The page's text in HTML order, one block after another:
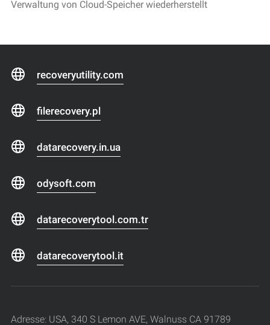
Verwaltung von Cloud-Speicher wiederherstellt
recoveryutility.com
filerecovery.pl
datarecovery.in.ua
odysoft.com
datarecoverytool.com.tr
datarecoverytool.it
Adresse: USA, 340 S Lemon AVE, Walnuss CA 91789